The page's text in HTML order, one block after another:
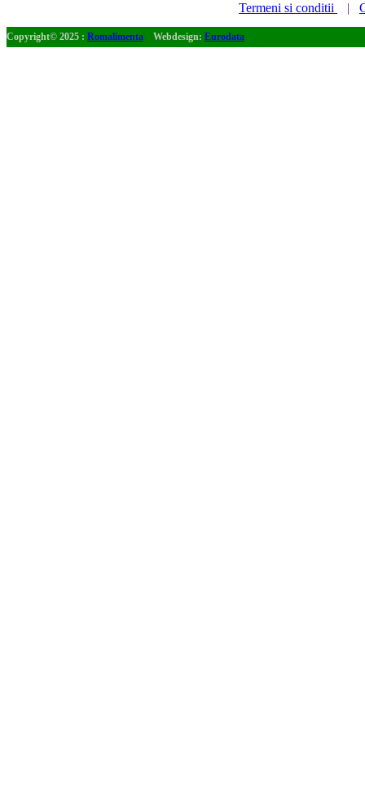
Termeni si conditii |
Copyright© 2025 : Romalimenta Webdesign: Eurodata